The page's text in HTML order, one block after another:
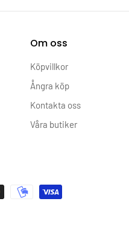
Om oss
Köpvillkor
Ångra köp
Kontakta oss
Våra butiker